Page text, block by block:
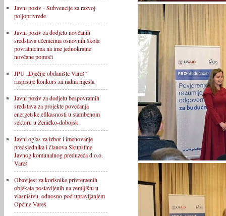
Javni poziv - Subvencije za razvoj
poljoprivrede
Javni poziv za dodjelu novčanih
sredstava učenicima osnovnih škola
povratnicima na ime jednokratne
novčane pomoći
JPU „Dječije obdanište Vareš“
raspisuje konkurs za radna mjesta
Javni poziv za dodjelu bespovratnih
sredstava za projekte povećanja
energetske efikasnosti u stambenom
sektoru u Zeničko-dobojsk
Javni oglas za izbor i imenovanje
predsjednika i članova Skupštine
Javnog komunalnog preduzeća d.o.o.
Vareš
Obavijest za korisnike privremenih
objekata postavljenih na zemljištu u
vlasništvu, odnosno pod upravljanjem
Općine Vareš